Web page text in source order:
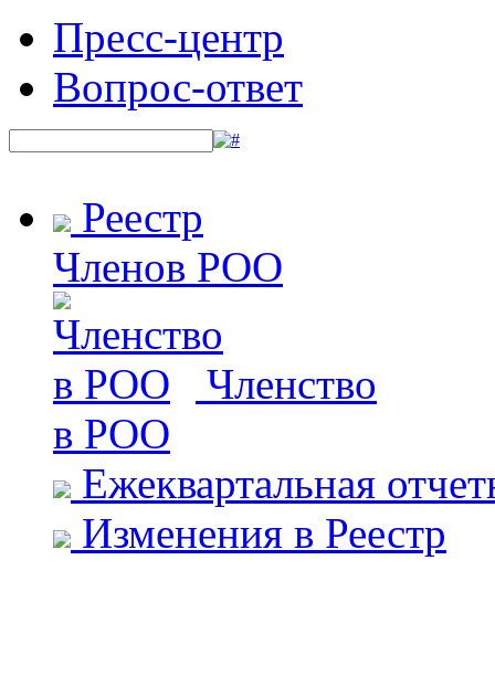
Пресс-центр
Вопрос-ответ
Реестр
Членов РОО
Членство
в РОО
Ежеквартальная
Изменения в Реестр